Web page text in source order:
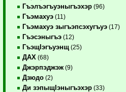
Гъэлъэгъуэныгъэхэр (96)
Гъэмахуэ (11)
Гъэмахуэ зыгъэпсэхугъуэ (17)
Гъэсэныгъэ (12)
ГъэщIэгъуэнщ (25)
ДАХ (68)
Джэрпэджэж (9)
Дзюдо (2)
Ди зэпыщIэныгъэхэр (33)